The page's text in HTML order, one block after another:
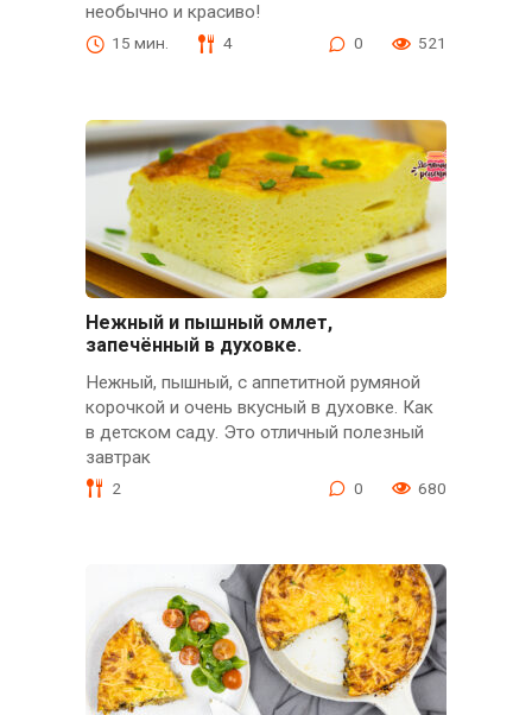
необычно и красиво!
15 мин. 4 0 521
Нежный и пышный омлет,
запечённый в духовке.
Нежный, пышный, с аппетитной румяной
корочкой и очень вкусный в духовке. Как
в детском саду. Это отличный полезный
завтрак
2 0 680